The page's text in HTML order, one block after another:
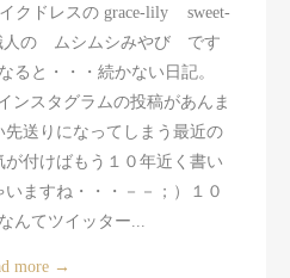
クドレスの grace-lily sweet-
の ムシムシみやび です
ると・・・続かない日記。
ンスタグラムの投稿があんま
先送りになってしまう最近の
付けばもう１０年近く書い
ますね・・・－－；）１０
んてツイッター...
more →